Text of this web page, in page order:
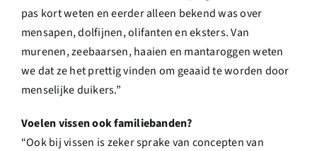
pas kort weten en eerder alleen bekend was over
mensapen, dolfijnen, olifanten en eksters. Van
murenen, zeebaarsen, haaien en mantaroggen weten
we dat ze het prettig vinden om geaaid te worden door
menselijke duikers.”
Voelen vissen ook familiebanden?
“Ook bij vissen is zeker sprake van concepten van